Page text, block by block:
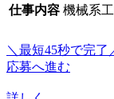
仕事内容 機械系
＼最短45秒で完了
応募へ進む